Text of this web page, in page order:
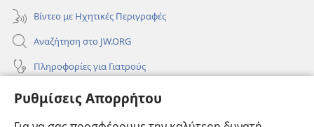
Ρυθμίσεις Απορρήτου
Βίντεο με Ηχητικές Περιγραφές
Αναζήτηση στο JW.ORG
Πληροφορίες για Γιατρούς
Πληροφορίες για Επίσημους Φορείς και ΜΜΕ